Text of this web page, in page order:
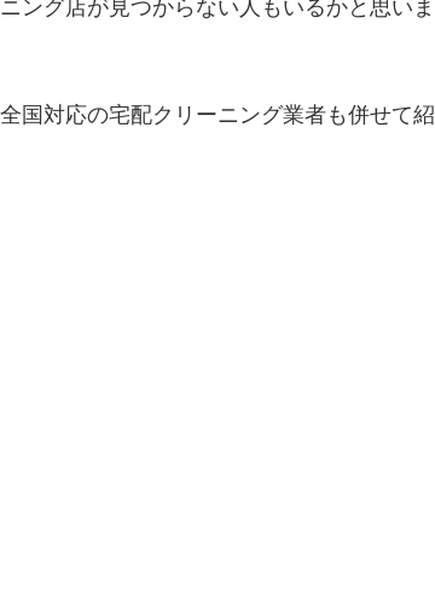
ング店が見つからない人もいるかと思いま
国対応の宅配クリーニング業者も併せて紹